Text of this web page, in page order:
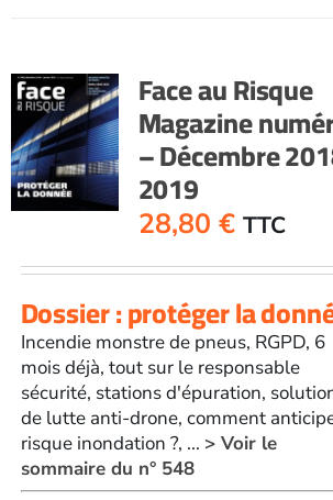
Face au Risque
Magazine
– Décembre
2019
28,80 € TTC
Dossier : protéger la
Incendie monstre de pneus, RGPD, 6
mois déjà, tout sur le responsable
sécurité, stations d'épuration,
de lutte anti-drone, comment
risque inondation ?, ... > Voir le
sommaire du n° 548